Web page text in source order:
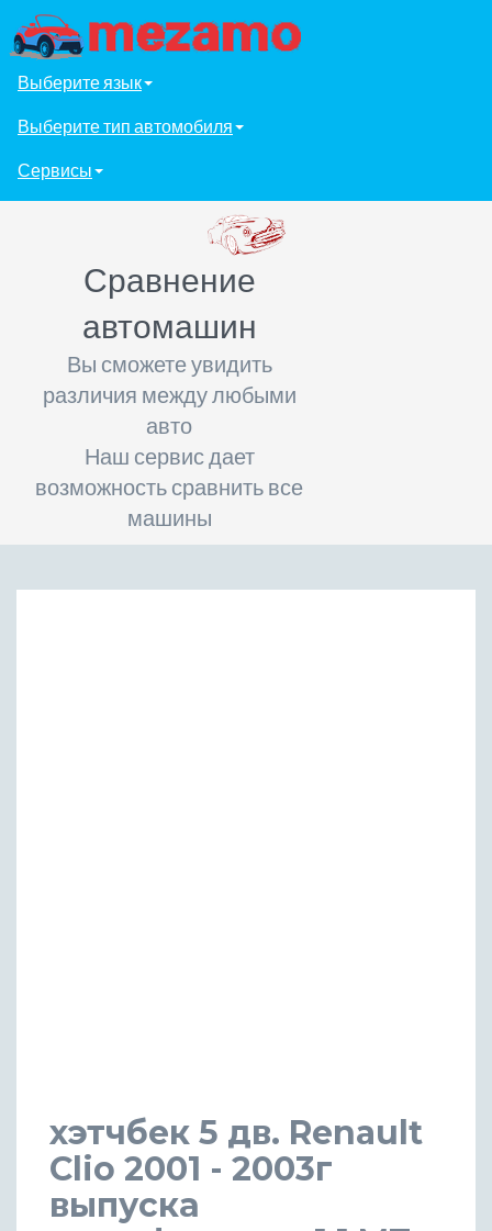
Выберите язык
Выберите тип автомобиля
Сервисы
Сравнение
автомашин
Вы сможете увидить
различия между любыми
авто
Наш сервис дает
возможность сравнить все
машины
хэтчбек 5 дв. Renault
Clio 2001 - 2003г
выпуска